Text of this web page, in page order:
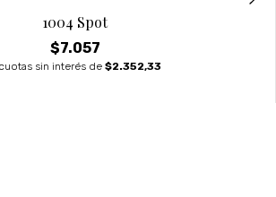
1004 Spot
$7.057
cuotas sin interés de $2.352,33